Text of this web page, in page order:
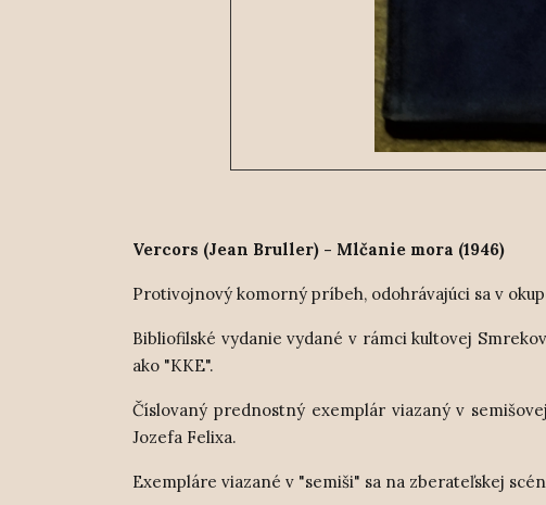
Vercors (Jean Bruller) - Mlčanie mora (1946)
Protivojnový komorný príbeh, odohrávajúci sa v
Bibliofilské vydanie vydané v rámci kultovej
ako "KKE".
Číslovaný prednostný exemplár viazaný v
Jozefa Felixa.
Exempláre viazané v "semiši" sa na zberateľskej